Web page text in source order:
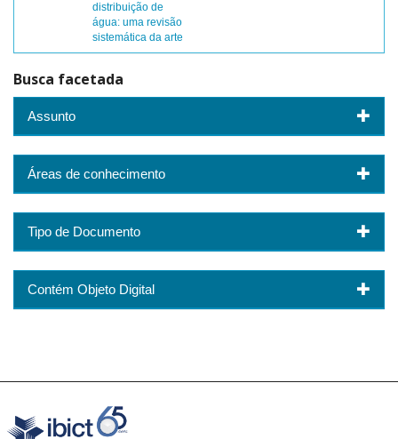
distribuição de
água: uma revisão
sistemática da arte
Busca facetada
Assunto
Áreas de conhecimento
Tipo de Documento
Contém Objeto Digital